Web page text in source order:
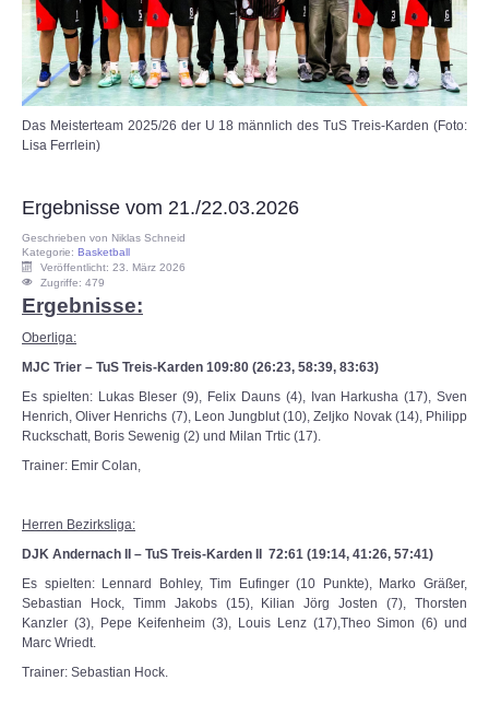
Das Meisterteam 2025/26 der U 18 männlich des TuS Treis-Karden (Foto:
Lisa Ferrlein)
Ergebnisse vom 21./22.03.2026
Geschrieben von Niklas Schneid
Kategorie: Basketball
Veröffentlicht: 23. März 2026
Zugriffe: 479
Ergebnisse:
Oberliga:
MJC Trier – TuS Treis-Karden 109:80 (26:23, 58:39, 83:63)
Es spielten: Lukas Bleser (9), Felix Dauns (4), Ivan Harkusha (17), Sven
Henrich, Oliver Henrichs (7), Leon Jungblut (10), Zeljko Novak (14), Philipp
Ruckschatt, Boris Sewenig (2) und Milan Trtic (17).
Trainer: Emir Colan,
Herren Bezirksliga:
DJK Andernach II – TuS Treis-Karden II 72:61 (19:14, 41:26, 57:41)
Es spielten: Lennard Bohley, Tim Eufinger (10 Punkte), Marko Gräßer,
Sebastian Hock, Timm Jakobs (15), Kilian Jörg Josten (7), Thorsten
Kanzler (3), Pepe Keifenheim (3), Louis Lenz (17),Theo Simon (6) und
Marc Wriedt.
Trainer: Sebastian Hock.